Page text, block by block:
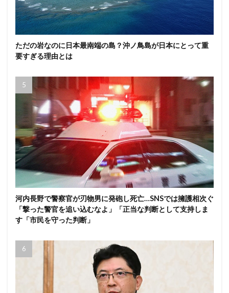
ただの岩なのに日本最南端の島？沖ノ鳥島が日本にとって重
要すぎる理由とは
河内長野で警察官が刃物男に発砲し死亡…SNSでは擁護相次ぐ
「撃った警官を追い込むなよ」「正当な判断として支持しま
す「市民を守った判断」